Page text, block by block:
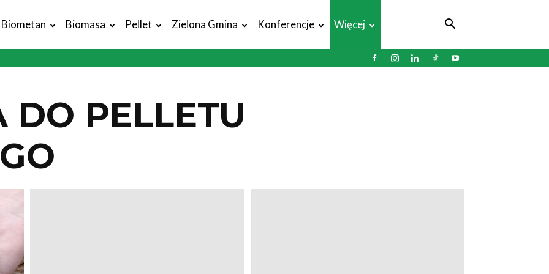
Biometan Biomasa Pellet Zielona Gmina Konferencje Więcej
DO PELLETU